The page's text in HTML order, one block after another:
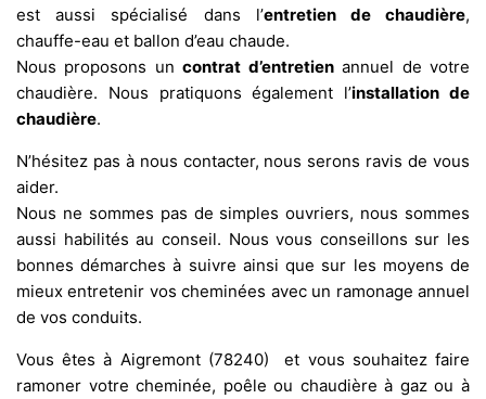
est aussi spécialisé dans l’entretien de chaudière,
chauffe-eau et ballon d’eau chaude.
Nous proposons uncontrat d’entretienannuel de votre
chaudière. Nous pratiquons également l’installation de
chaudière.
N’hésitez pas à nous contacter, nous serons ravis de vous
aider.
Nous ne sommes pas de simples ouvriers, nous sommes
aussi habilités au conseil. Nous vous conseillons sur les
bonnes démarches à suivre ainsi que sur les moyens de
mieux entretenir vos cheminées avec un ramonage annuel
de vos conduits.
Vous êtes à Aigremont (78240) et vous souhaitez faire
ramoner votre cheminée, poêle ou chaudière à gaz ou à